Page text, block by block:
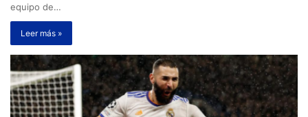
equipo de…
Leer más »